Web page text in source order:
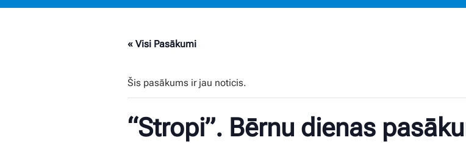
« Visi Pasākumi
Šis pasākums ir jau noticis.
“Stropi”. Bērnu dienas